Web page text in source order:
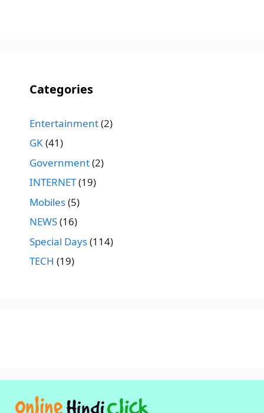
Categories
Entertainment(2)
GK(41)
Government(2)
INTERNET(19)
Mobiles(5)
NEWS(16)
Special Days(114)
TECH (19)